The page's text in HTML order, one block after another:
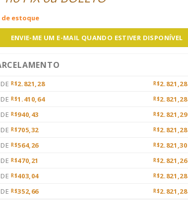
de estoque
ENVIE-ME UM E-MAIL QUANDO ESTIVER DISPONÍVEL
R$2.821,28 R$2.821,28
R$1.410,64 R$2.821,28
R$940,43 R$2.821,29
R$705,32 R$2.821,28
R$564,26 R$2.821,30
R$470,21 R$2.821,26
R$403,04 R$2.821,28
R$352,66 R$2.821,28